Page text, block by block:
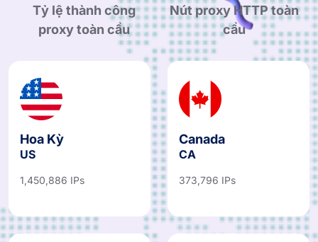
Tỷ lệ thành công
proxy toàn cầu
Nút proxy HTTP toàn
cầu
Hoa Kỳ
US
1,450,886 IPs
Canada
CA
373,796 IPs